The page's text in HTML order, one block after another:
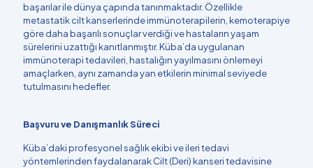
başarılar ile dünya çapında tanınmaktadır. Özellikle
metastatik cilt kanserlerinde immünoterapilerin, kemoterapiye
göre daha başarılı sonuçlar verdiği ve hastaların yaşam
sürelerini uzattığı kanıtlanmıştır. Küba’da uygulanan
immünoterapi tedavileri, hastalığın yayılmasını önlemeyi
amaçlarken, aynı zamanda yan etkilerin minimal seviyede
tutulmasını hedefler.
Başvuru ve Danışmanlık Süreci
Küba’daki profesyonel sağlık ekibi ve ileri tedavi
yöntemlerinden faydalanarak Cilt (Deri) kanseri tedavisine